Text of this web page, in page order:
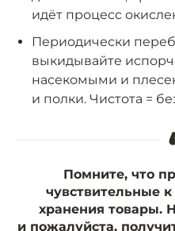
идёт процесс
Периодически
выкидывайте
насекомыми и
и полки. Чистота =
Помните, что
чувствительные
хранения товары.
и пожалуйста,